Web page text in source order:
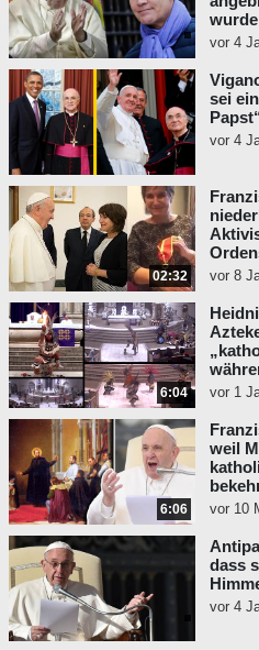
und ein Antipapst.
Der traditionelle
absolut
moderne Rom den
prophezeit war.
wurde
vor 4
sei
vor 4
02:32 vor 8
6:04 vor 1
6:06
weil
vor 10
dass
vor 4